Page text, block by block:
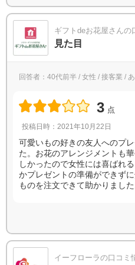
ギフトdeお花屋さんの
見た目
回答者：40代前半 / 女性 / 接客業 /
3 点
投稿日時：2021年10月22日
可愛いもの好きの友人へのプ
た。お花のアレンジメントも
しかったので女性には喜ばれ
かプレゼントの準備ができず
ものを注文できて助かりました
イーフローラの口コミ